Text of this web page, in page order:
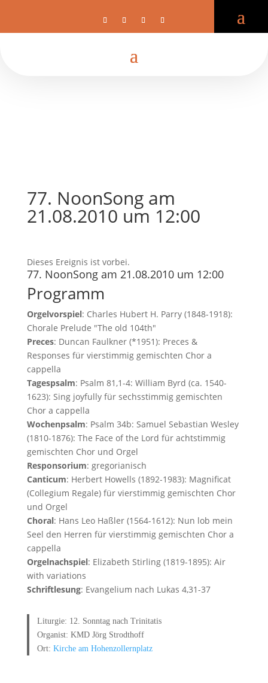
77. NoonSong am
21.08.2010 um 12:00
Dieses Ereignis ist vorbei.
77. NoonSong am 21.08.2010 um 12:00
Programm
Orgelvorspiel: Charles Hubert H. Parry (1848-1918):
Chorale Prelude "The old 104th"
Preces: Duncan Faulkner (*1951): Preces &
Responses für vierstimmig gemischten Chor a
cappella
Tagespsalm: Psalm 81,1-4: William Byrd (ca. 1540-
1623): Sing joyfully für sechsstimmig gemischten
Chor a cappella
Wochenpsalm: Psalm 34b: Samuel Sebastian Wesley
(1810-1876): The Face of the Lord für achtstimmig
gemischten Chor und Orgel
Responsorium: gregorianisch
Canticum: Herbert Howells (1892-1983): Magnificat
(Collegium Regale) für vierstimmig gemischten Chor
und Orgel
Choral: Hans Leo Haßler (1564-1612): Nun lob mein
Seel den Herren für vierstimmig gemischten Chor a
cappella
Orgelnachspiel: Elizabeth Stirling (1819-1895): Air
with variations
Schriftlesung: Evangelium nach Lukas 4,31-37
Liturgie: 12. Sonntag nach Trinitatis
Organist: KMD Jörg Strodthoff
Ort:Kirche am Hohenzollernplatz